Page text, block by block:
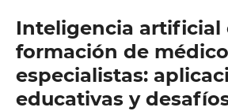
Inteligencia artificial
formación de
especialistas:
educativas y